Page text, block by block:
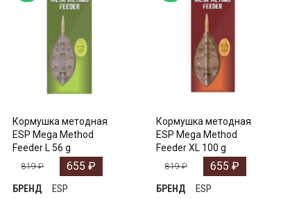
Кормушка методная
ESP Mega Method
Feeder L 56 g
819₽ 655 ₽
БРЕНД
ESP
Кормушка методная
ESP Mega Method
Feeder XL 100 g
819₽ 655 ₽
БРЕНД
ESP